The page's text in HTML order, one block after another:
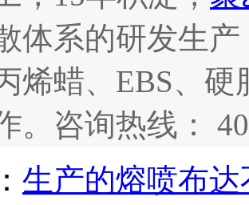
体系的研发生
烯蜡、EBS、
。咨询热线：
生产的熔喷布